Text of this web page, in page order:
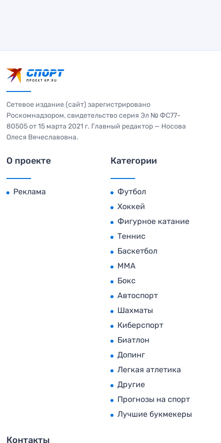
Сетевое издание (сайт) зарегистрировано
Роскомнадзором, свидетельство серия Эл № ФС77-
80505 от 15 марта 2021 г. Главный редактор — Носова
Олеся Вячеславовна.
О проекте
Реклама
Категории
Футбол
Хоккей
Фигурное катание
Теннис
Баскетбол
MMA
Бокс
Автоспорт
Шахматы
Киберспорт
Биатлон
Допинг
Легкая атлетика
Другие
Прогнозы на спорт
Лучшие букмекеры
Контакты